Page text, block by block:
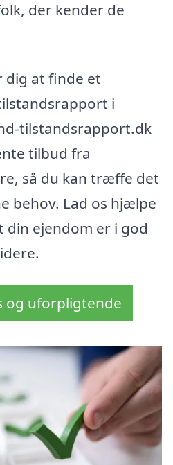
der kender de
dig at finde et
i
tilstandsrapport.dk
tilbud fra
så du kan træffe det
behov. Lad os hjælpe
din ejendom er i god
og uforpligtende